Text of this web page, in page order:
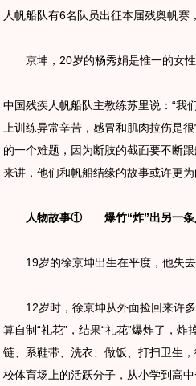
人帆船队有6名队员出征本届残奥帆
京坤，20岁的杨秀娟是惟一的女性
中国残疾人帆船队主教练苏里说：“我
上训练异常辛苦，感冒和肌肉拉伤是
的一个难题，因为断肢的截面要不断
来讲，他们和帆船结缘的故事或许更为
人物故事① 爆竹“炸”出另一条
19岁的徐京坤出生在平度，他失去
12岁时，徐京坤从外面捡回来许多
算自制“礼花”，结果“礼花”爆炸了，
链、系鞋带、洗衣、做饭、打扫卫生
校体育场上的活跃分子，从小学到高